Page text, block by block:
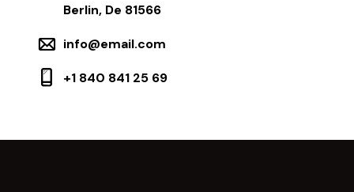
Berlin, De 81566
info@email.com
+1 840 841 25 69